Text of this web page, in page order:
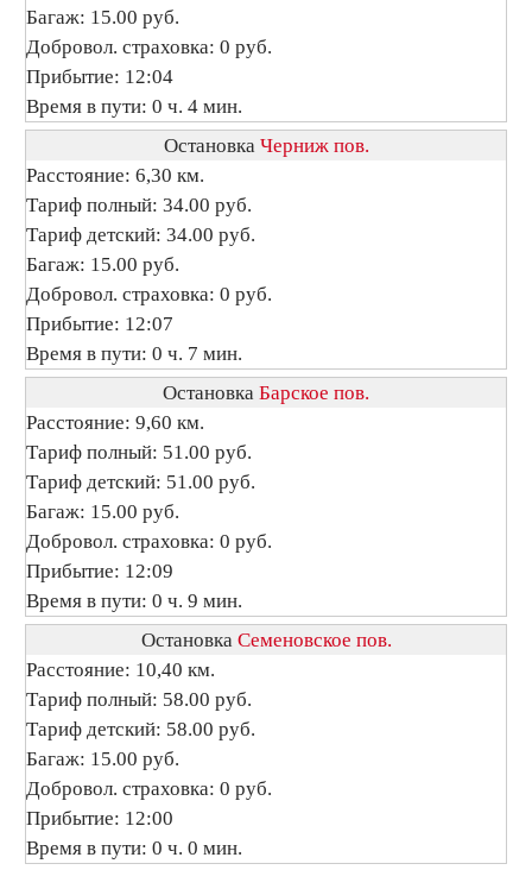
Багаж: 15.00 руб.
Добровол. страховка: 0 руб.
Прибытие: 12:04
Время в пути: 0 ч. 4 мин.
Остановка Черниж пов.
Расстояние: 6,30 км.
Тариф полный: 34.00 руб.
Тариф детский: 34.00 руб.
Багаж: 15.00 руб.
Добровол. страховка: 0 руб.
Прибытие: 12:07
Время в пути: 0 ч. 7 мин.
Остановка Барское пов.
Расстояние: 9,60 км.
Тариф полный: 51.00 руб.
Тариф детский: 51.00 руб.
Багаж: 15.00 руб.
Добровол. страховка: 0 руб.
Прибытие: 12:09
Время в пути: 0 ч. 9 мин.
Остановка Семеновское пов.
Расстояние: 10,40 км.
Тариф полный: 58.00 руб.
Тариф детский: 58.00 руб.
Багаж: 15.00 руб.
Добровол. страховка: 0 руб.
Прибытие: 12:00
Время в пути: 0 ч. 0 мин.